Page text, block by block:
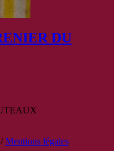
DU
/Mentions légales